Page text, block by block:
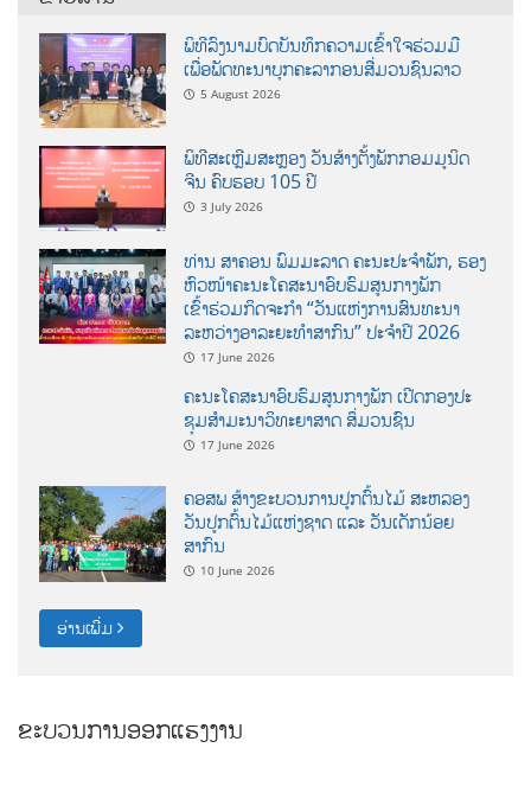
ພິທີລົງນາມບົດບັນທຶກຄວາມເຂົ້າໃຈຮ່ວມມື
ເພື່ອພັດທະນາບຸກຄະລາກອນສື່ມວນຊົນລາວ
5 August 2026
ພິທີສະເຫຼີມສະຫຼອງ ວັນສ້າງຕັ້ງພັກກອມມູນິດ
ຈີນ ຄົບຮອບ 105 ປີ
3 July 2026
ທ່ານ ສາຄອນ ພົມມະລາດ ຄະນະປະຈໍາພັກ, ຮອງ
ຫົວໜ້າຄະນະໂຄສະນາອົບຮົມສູນກາງພັກ
ເຂົ້າຮ່ວມກິດຈະກຳ “ວັນແຫ່ງການສົນທະນາ
ລະຫວ່າງອາລະຍະທຳສາກົນ” ປະຈຳປີ 2026
17 June 2026
ຄະນະໂຄສະນາອົບຮົມສູນກາງພັກ ເປີດກອງປະ
ຊຸມສຳມະນາວິທະຍາສາດ ສຶ່ມວນຊົນ
17 June 2026
ຄອສພ ສ້າງຂະບວນການປູກຕົ້ນໄມ້ ສະຫລອງ
ວັນປູກຕົ້ນໄມ້ແຫ່ງຊາດ ແລະ ວັນເດັກນ້ອຍ
ສາກົນ
10 June 2026
ອ່ານເພີ່ມ
ຂະບວນການອອກແຮງງານ